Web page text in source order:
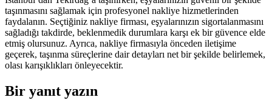
taşınmasını sağlamak için profesyonel nakliye hizmetlerinden
faydalanın. Seçtiğiniz nakliye firması, eşyalarınızın sigortalanmasını
sağladığı takdirde, beklenmedik durumlara karşı ek bir güvence elde
etmiş olursunuz. Ayrıca, nakliye firmasıyla önceden iletişime
geçerek, taşınma süreçlerine dair detayları net bir şekilde belirlemek,
olası karışıklıkları önleyecektir.
Bir yanıt yazın